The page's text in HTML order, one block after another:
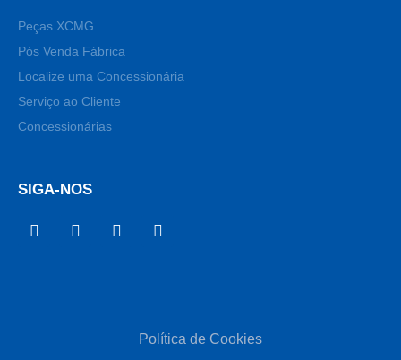
Peças XCMG
Pós Venda Fábrica
Localize uma Concessionária
Serviço ao Cliente
Concessionárias
SIGA-NOS
Política de Cookies